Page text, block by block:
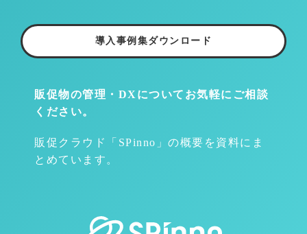
販促物の管理・DXについて お気軽にご相談
ください。
販促クラウド「SPinno」の概要を資料にま
とめています。
導入事例集ダウンロード